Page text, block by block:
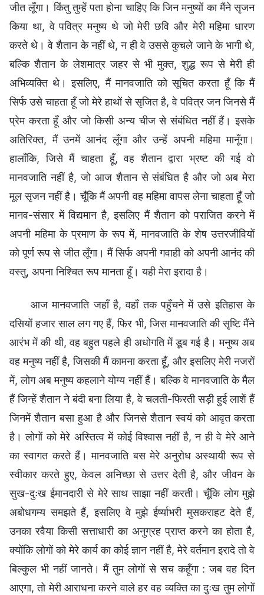
जीत लूँगा। किंतु तुम्हें पता होना चाहिए कि जिन मनुष्यों का मैंने सृजन
किया था, वे पवित्र मनुष्य थे जो मेरी छवि और मेरी महिमा धारण
करते थे। वे शैतान के नहीं थे, न ही वे उससे कुचले जाने के भागी थे,
बल्कि शैतान के लेशमात्र जहर से भी मुक्त, शुद्ध रूप से मेरी ही
अभिव्यक्ति थे। इसलिए, मैं मानवजाति को सूचित करता हूँ कि मैं
सिर्फ उसे चाहता हूँ जो मेरे हाथों से सृजित है, वे पवित्र जन जिनसे मैं
प्रेम करता हूँ और जो किसी अन्य चीज से संबंधित नहीं हैं। इसके
अतिरिक्त, मैं उनमें आनंद लूँगा और उन्हें अपनी महिमा मानूँगा।
हालाँकि, जिसे मैं चाहता हूँ, वह शैतान द्वारा भ्रष्ट की गई वो
मानवजाति नहीं है, जो आज शैतान से संबंधित है और जो अब मेरा
मूल सृजन नहीं है। चूँकि मैं अपनी वह महिमा वापस लेना चाहता हूँ जो
मानव-संसार में विद्यमान है, इसलिए मैं शैतान को पराजित करने में
अपनी महिमा के प्रमाण के रूप में, मानवजाति के शेष उत्तरजीवियों
को पूर्ण रूप से जीत लूँगा। मैं सिर्फ अपनी गवाही को अपनी आनंद की
वस्तु, अपना निश्चित रूप मानता हूँ। यही मेरा इरादा है।
आज मानवजाति जहाँ है, वहाँ तक पहुँचने में उसे इतिहास के
दसियों हजार साल लग गए हैं, फिर भी, जिस मानवजाति की सृष्टि मैंने
आरंभ में की थी, वह बहुत पहले ही अधोगति में डूब गई है। मनुष्य अब
वह मनुष्य नहीं है, जिसकी मैं कामना करता हूँ, और इसलिए मेरी नजरों
में, लोग अब मनुष्य कहलाने योग्य नहीं हैं। बल्कि वे मानवजाति के मैल
हैं जिन्हें शैतान ने बंदी बना लिया है, वे चलती-फिरती सड़ी हुई लाशें हैं
जिनमें शैतान बसा हुआ है और जिनसे शैतान स्वयं को आवृत करता
है। लोगों को मेरे अस्तित्व में कोई विश्वास नहीं है, न ही वे मेरे आने
का स्वागत करते हैं। मानवजाति बस मेरे अनुरोध अस्थायी रूप से
स्वीकार करते हुए, केवल अनिच्छा से उत्तर देती है, और जीवन के
सुख-दुःख ईमानदारी से मेरे साथ साझा नहीं करती। चूँकि लोग मुझे
अबोधगम्य समझते हैं, इसलिए वे मुझे ईर्ष्याभरी मुसकराहट देते हैं,
उनका रवैया किसी सत्ताधारी का अनुग्रह प्राप्त करने का होता है,
क्योंकि लोगों को मेरे कार्य का कोई ज्ञान नहीं है, मेरे वर्तमान इरादे तो वे
बिल्कुल भी नहीं जानते। मैं तुम लोगों से सच कहूँगा : जब वह दिन
आएगा, तो मेरी आराधना करने वाले हर वह व्यक्ति का दुःख तुम लोगों